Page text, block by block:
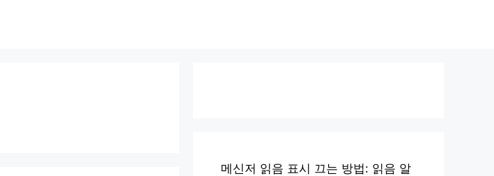
메신저 읽음 표시 끄는 방법: 읽음 알